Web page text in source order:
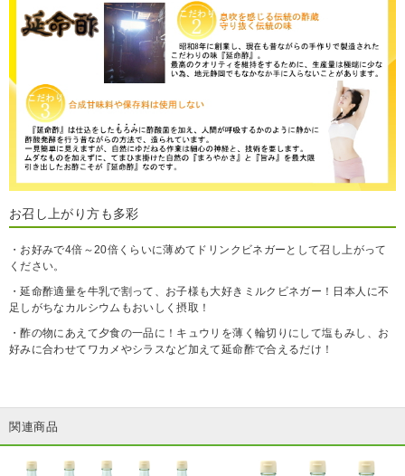
お召し上がり方も多彩
・お好みで4倍～20倍くらいに薄めてドリンクビネガーとして召し上がって
ください。
・延命酢適量を牛乳で割って、お子様も大好きミルクビネガー！日本人に不
足しがちなカルシウムもおいしく摂取！
・酢の物にあえて夕食の一品に！キュウリを薄く輪切りにして塩もみし、お
好みに合わせてワカメやシラスなど加えて延命酢で合えるだけ！
関連商品